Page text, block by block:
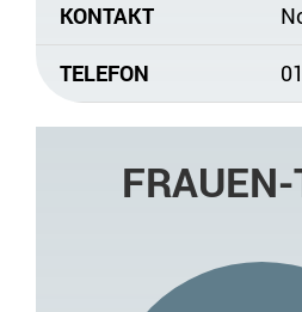
KONTAKT
TELEFON